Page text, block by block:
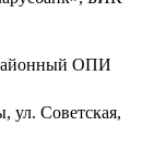
ОПИ
ул. Советская,